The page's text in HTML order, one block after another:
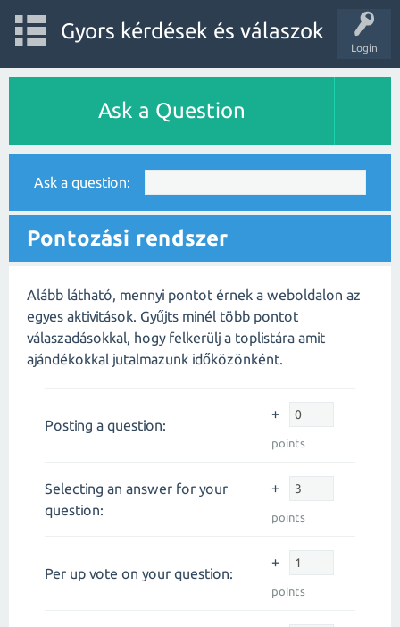
Login
Gyors kérdések és válaszok
Ask a Question
Ask a question:
Pontozási rendszer
Alább látható, mennyi pontot érnek a weboldalon az
egyes aktivitások. Gyűjts minél több pontot
válaszadásokkal, hogy felkerülj a toplistára amit
ajándékokkal jutalmazunk időközönként.
Posting a question:
+
points
Selecting an answer for your
question:
+
points
Per up vote on your question:
+
points